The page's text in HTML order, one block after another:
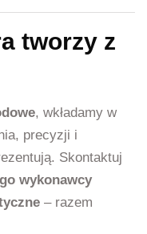
tworzy z
, wkładamy w
precyzji i
Skontaktuj
wykonawcy
– razem